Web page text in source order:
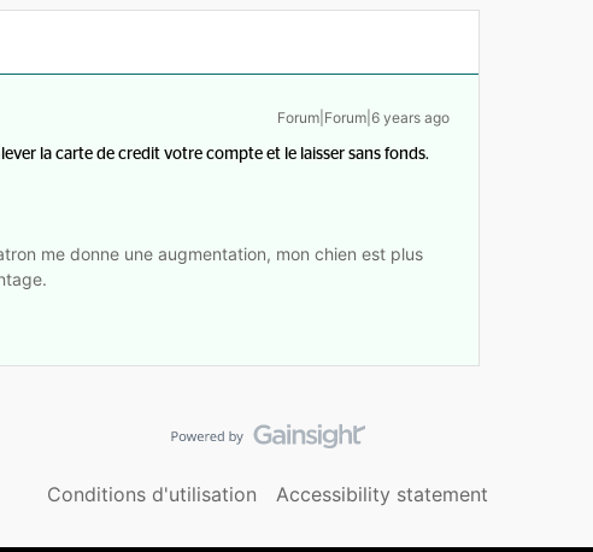
Forum|Forum|6 years ago
la carte de credit votre compte et le laisser sans fonds.
me donne une augmentation, mon chien est plus
Conditions d'utilisation Accessibility statement